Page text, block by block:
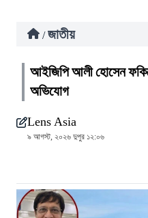
/ জাতীয়
আইজিপি আলী হোসেন
অভিযোগ
Lens Asia
৯ আগস্ট, ২০২৬ দুপুর ১২:০৬